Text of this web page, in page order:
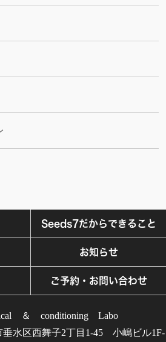
Seeds7だからできること
お知らせ
ご予約・お問い合わせ
＆ conditioning Labo
垂水区西舞子2丁目1-45 小嶋ビル1F-